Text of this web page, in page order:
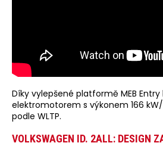
Díky vylepšené platformě MEB
elektromotorem s výkonem 166
podle WLTP.
VOLKSWAGEN ID. 2ALL: DESIGN